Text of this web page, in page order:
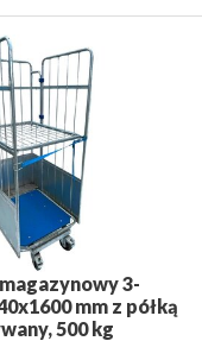
3-
mm z półką
500 kg